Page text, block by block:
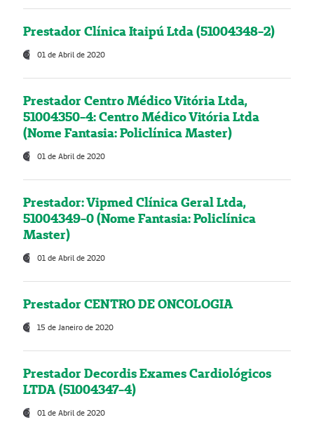
Prestador Clínica Itaipú Ltda (51004348-2)
01 de Abril de 2020
Prestador Centro Médico Vitória Ltda,
51004350-4: Centro Médico Vitória Ltda
(Nome Fantasia: Policlínica Master)
01 de Abril de 2020
Prestador: Vipmed Clínica Geral Ltda,
51004349-0 (Nome Fantasia: Policlínica
Master)
01 de Abril de 2020
Prestador CENTRO DE ONCOLOGIA
15 de Janeiro de 2020
Prestador Decordis Exames Cardiológicos
LTDA (51004347-4)
01 de Abril de 2020